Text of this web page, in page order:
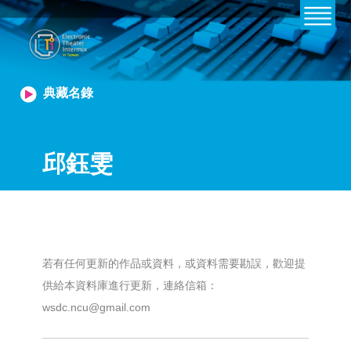
典藏名錄
邱鈺雯
若有任何更新的作品或資料，或資料需要勘誤，歡迎提
供給本資料庫進行更新，連絡信箱：
wsdc.ncu@gmail.com